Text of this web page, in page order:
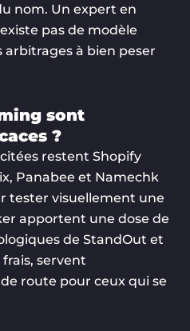
nom. Un expert en
pas de modèle
à bien peser
sont
?
restent Shopify
Panabee et Namechk
tester visuellement une
apportent une dose de
de StandOut et
frais, servent
route pour ceux qui se